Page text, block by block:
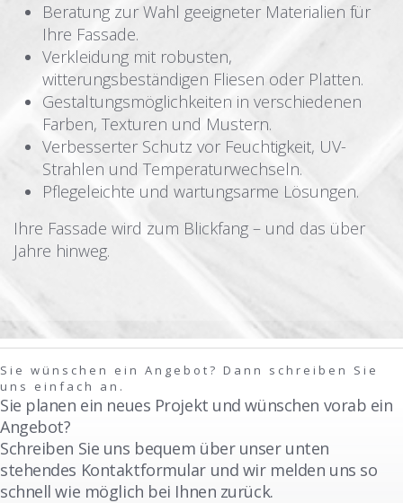
Beratung zur Wahl geeigneter Materialien für
Ihre Fassade.
Verkleidung mit robusten,
witterungsbeständigen Fliesen oder Platten.
Gestaltungsmöglichkeiten in verschiedenen
Farben, Texturen und Mustern.
Verbesserter Schutz vor Feuchtigkeit, UV-
Strahlen und Temperaturwechseln.
Pflegeleichte und wartungsarme Lösungen.
Ihre Fassade wird zum Blickfang – und das über
Jahre hinweg.
Sie wünschen ein Angebot? Dann schreiben Sie
uns einfach an.
Sie planen ein neues Projekt und wünschen vorab ein
Angebot?
Schreiben Sie uns bequem über unser unten
stehendes Kontaktformular und wir melden uns so
schnell wie möglich bei Ihnen zurück.